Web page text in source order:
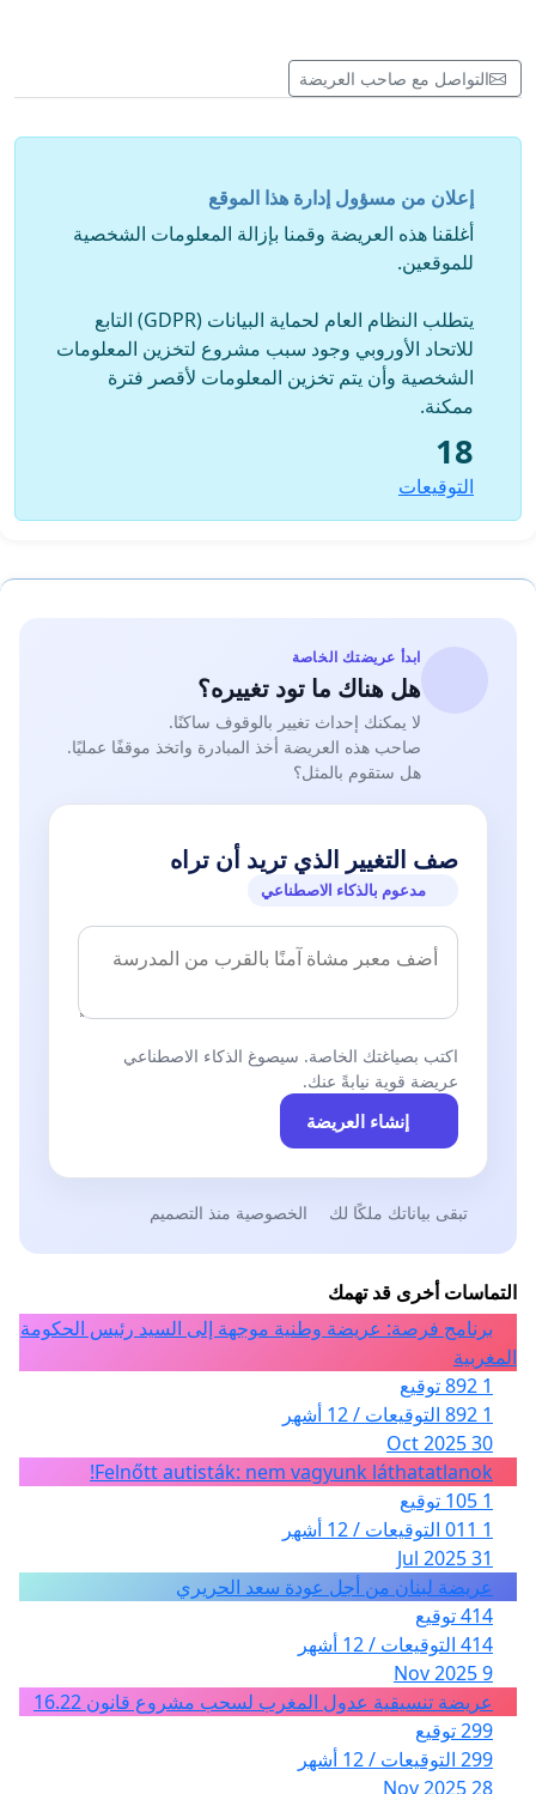
التواصل مع صاحب العريضة
إعلان من مسؤول إدارة هذا الموقع
أغلقنا هذه العريضة وقمنا بإزالة المعلومات الشخصية
للموقعين.
يتطلب النظام العام لحماية البيانات (GDPR) التابع
للاتحاد الأوروبي وجود سبب مشروع لتخزين المعلومات
الشخصية وأن يتم تخزين المعلومات لأقصر فترة
ممكنة.
18
التوقيعات
ابدأ عريضتك الخاصة
هل هناك ما تود تغييره؟
لا يمكنك إحداث تغيير بالوقوف ساكنًا.
صاحب هذه العريضة أخذ المبادرة واتخذ موقفًا عمليًا.
هل ستقوم بالمثل؟
صف التغيير الذي تريد أن تراه
مدعوم بالذكاء الاصطناعي
اكتب بصياغتك الخاصة. سيصوغ الذكاء الاصطناعي
عريضة قوية نيابةً عنك.
إنشاء العريضة
تبقى بياناتك ملكًا لك الخصوصية منذ التصميم
التماسات أخرى قد تهمك
برنامج فرصة: عريضة وطنية موجهة إلى السيد رئيس الحكومة
المغربية
1 892 توقيع
1 892 التوقيعات / 12 أشهر
30 Oct 2025
Felnőtt autisták: nem vagyunk láthatatlanok!
1 105 توقيع
1 011 التوقيعات / 12 أشهر
31 Jul 2025
عريضة لبنان من أجل عودة سعد الحريري
414 توقيع
414 التوقيعات / 12 أشهر
9 Nov 2025
عريضة تنسيقية عدول المغرب لسحب مشروع قانون 16.22
299 توقيع
299 التوقيعات / 12 أشهر
28 Nov 2025